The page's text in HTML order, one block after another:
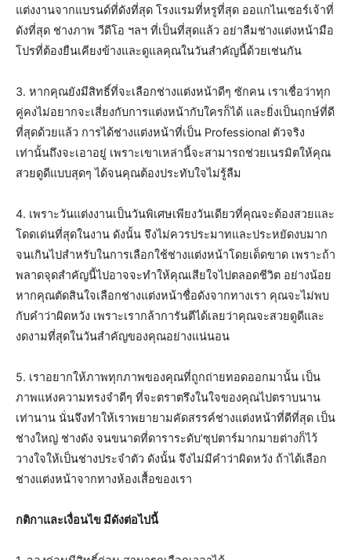
แต่งงานจากแบรนด์ที่ดังที่สุด โรงแรมที่หรูที่สุด ออแกไนเซอร์เจ้าที่
ดังที่สุด ช่างภาพ วีดีโอ ฯลฯ ที่เป็นที่สุดแล้ว อย่าลืมช่างแต่งหน้ามือ
โปรที่ต้องยืนเคียงข้างและดูแลคุณในวันสำคัญนี้ด้วยเช่นกัน
3. หากคุณยังมีสิทธิ์ที่จะเลือกช่างแต่งหน้าดีๆ ซักคน เราเชื่อว่าทุก
คู่คงไม่อยากจะเสี่ยงกับการแต่งหน้ากับใครก็ได้ และยิ่งเป็นฤกษ์ที่ดี
ที่สุดด้วยแล้ว การได้ช่างแต่งหน้าที่เป็น Professional ตัวจริง
เท่านั้นถึงจะเอาอยู่ เพราะเขาเหล่านี้จะสามารถช่วยเนรมิตให้คุณ
สวยดูดีแบบสุดๆ ได้จนคุณต้องประทับใจไม่รู้ลืม
4. เพราะวันแต่งงานเป็นวันพิเศษเพียงวันเดียวที่คุณจะต้องสวยและ
โดดเด่นที่สุดในงาน ดังนั้น จึงไม่ควรประมาทและประหยัดงบมาก
จนเกินไปสำหรับในการเลือกใช้ช่างแต่งหน้าโดยเด็ดขาด เพราะถ้า
พลาดจุดสำคัญนี้ไปอาจจะทำให้คุณเสียใจไปตลอดชีวิต อย่างน้อย
หากคุณตัดสินใจเลือกช่างแต่งหน้าชื่อดังจากทางเรา คุณจะไม่พบ
กับคำว่าผิดหวัง เพราะเรากล้าการันตีได้เลยว่าคุณจะสวยดูดีและ
งดงามที่สุดในวันสำคัญของคุณอย่างแน่นอน
5. เราอยากให้ภาพทุกภาพของคุณที่ถูกถ่ายทอดออกมานั้น เป็น
ภาพแห่งความทรงจำดีๆ ที่จะตราตรึงในใจของคุณไปตราบนาน
เท่านาน นั่นจึงทำให้เราพยายามคัดสรรค์ช่างแต่งหน้าที่ดีที่สุด เป็น
ช่างใหญ่ ช่างดัง จนขนาดที่ดาราระดับ’ซุปตาร์มากมายต่างก็ไว้
วางใจให้เป็นช่างประจำตัว ดังนั้น จึงไม่มีคำว่าผิดหวัง ถ้าได้เลือก
ช่างแต่งหน้าจากทางห้องเสื้อของเรา
กติกาและเงื่อนไข มีดังต่อไปนี้